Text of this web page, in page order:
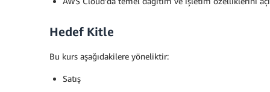
Hedef Kitle
Bu kurs aşağıdakilere yöneliktir:
Satış